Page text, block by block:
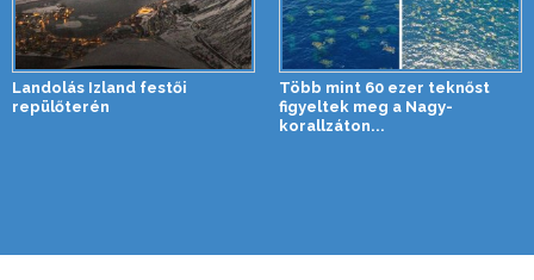
Landolás Izland festői
repülőterén
Több mint 60 ezer teknőst
figyeltek meg a Nagy-
korallzáton...